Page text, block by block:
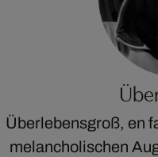
Überlebensgroß, en
melancholischen